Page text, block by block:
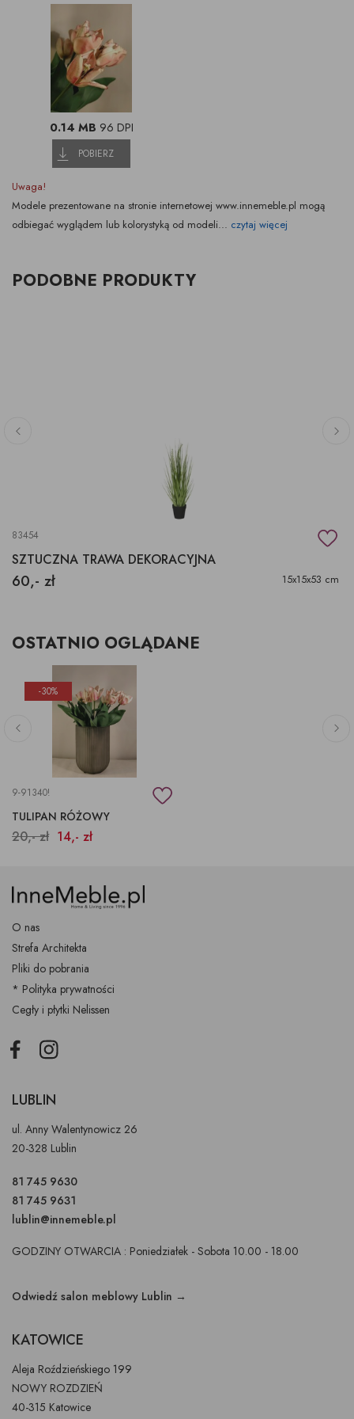
0.14 MB 96 DPI
POBIERZ
Uwaga!
Modele prezentowane na stronie internetowej www.innemeble.pl mogą
odbiegać wyglądem lub kolorystyką od modeli... czytaj więcej
PODOBNE PRODUKTY
83454
SZTUCZNA TRAWA DEKORACYJNA
60,- zł 15x15x53 cm
OSTATNIO OGLĄDANE
-30%
9-91340!
TULIPAN RÓŻOWY
20,- zł 14,- zł
O nas
Strefa Architekta
Pliki do pobrania
* Polityka prywatności
Cegły i płytki Nelissen
FacebookInstagram
LUBLIN
ul. Anny Walentynowicz 26
20-328 Lublin
81 745 9630
81 745 9631
lublin@innemeble.pl
GODZINY OTWARCIA : Poniedziałek - Sobota 10.00 - 18.00
Odwiedź salon meblowy Lublin →
KATOWICE
Aleja Roździeńskiego 199
NOWY ROZDZIEŃ
40-315 Katowice